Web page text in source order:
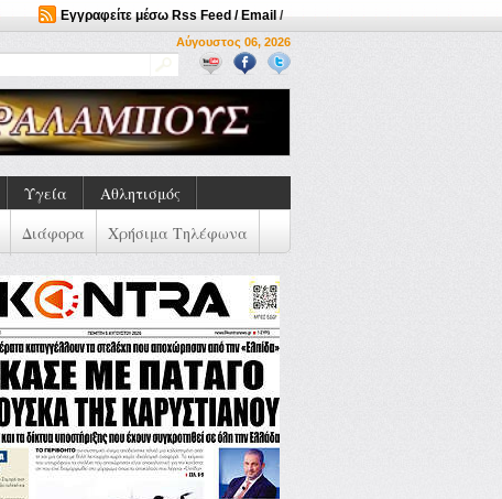
Εγγραφείτε μέσω Rss Feed / Email /
Αύγουστος 06, 2026
Υγεία
Αθλητισμός
Διάφορα Χρήσιμα Τηλέφωνα